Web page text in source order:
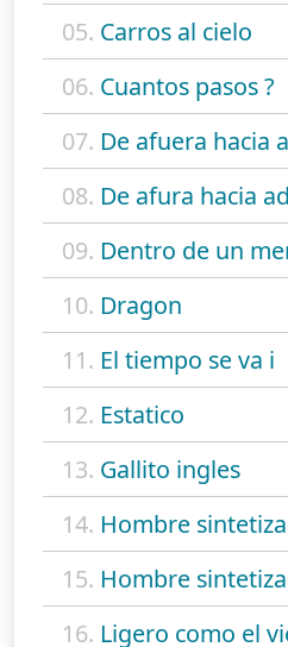
05. Carros al cielo
06. Cuantos pasos ?
07. De afuera hacia
08. De afura hacia
09. Dentro de un
10. Dragon
11. El tiempo se va i
12. Estatico
13. Gallito ingles
14. Hombre
15. Hombre
16. Ligero como el